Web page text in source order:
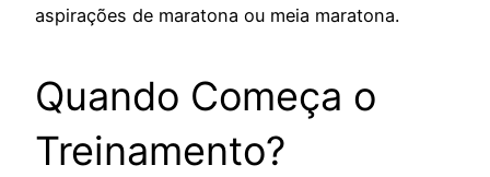
aspirações de maratona ou meia maratona.
Quando Começa o
Treinamento?